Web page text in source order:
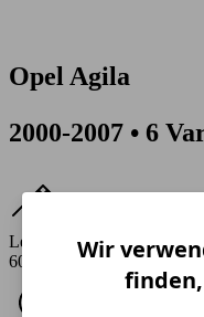
Opel Agila
2000-2007 • 6
Leistung
60 - 80 PSWir